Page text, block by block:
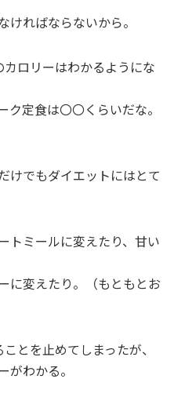
ければならないから。
ロリーはわかるようにな
定食は〇〇くらいだな。
けでもダイエットにはとて
トミールに変えたり、甘い
に変えたり。（もともとお
とを止めてしまったが、
わかる。